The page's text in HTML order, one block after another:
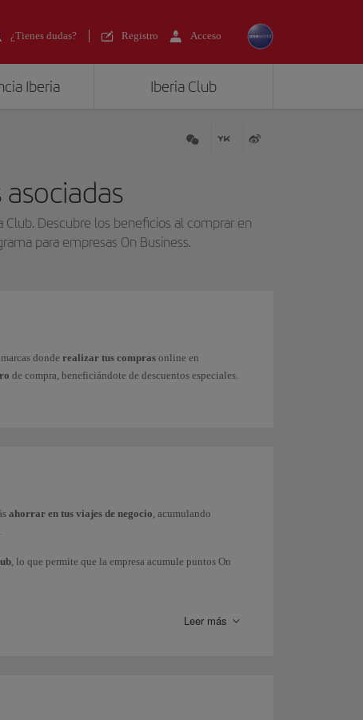
¿Tienes dudas? Registro Acceso
Iberia Iberia Club
Descubre los beneficios al comprar en
para empresas On Business.
donde realizar tus compras online en
de compra, beneficiándote de descuentos especiales.
ahorrar en tus viajes de negocio, acumulando
, lo que permite que la empresa acumule puntos On
Leer más